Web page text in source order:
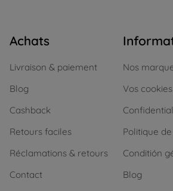
Achats
Livraison & paiement
Blog
Cashback
Retours faciles
Réclamations & retours
Contact
Nos
Vos cookies
Politique
Conditión
Blog